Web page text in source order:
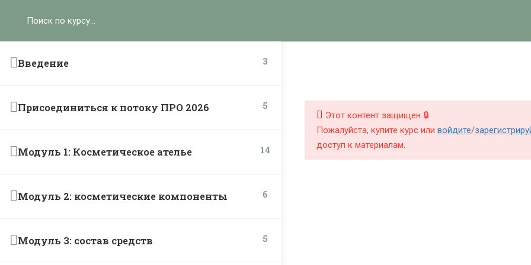
Введение 3
Присоединиться к потоку ПРО 2026 5
Модуль 1: Косметическое ателье 14
Модуль 2: косметические компоненты 6
Модуль 3: состав средств 5
Этот контент защищен 🔒
Пожалуйста, купите курс или войдите/
доступ к материалам.
Ольга Ларноди, 2025
hello@lalavanda.school
КНИГИ КУРСЫ
Контакты